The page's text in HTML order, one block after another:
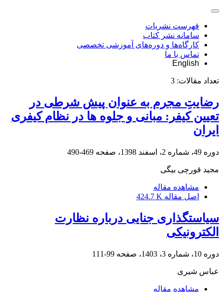
فهرست نشریات
سامانه نشر کتاب
کارگاه‌ها و دوره‌های آموزشی تخصصی
تماس با ما
English
تعداد مقالات: 3
رضایتِ مجرم به عنوان پیش شرطی در
تعیین کیفر: مبانی و جلوه ها در نظام کیفری
ایران
دوره 49، شماره 2، اسفند 1398، صفحه 469-490
مجید قورچی بیگی
مشاهده مقاله
اصل مقاله 424.7 K
سیاستگذاری جنایی درباره نظارت
الکترونیکی
دوره 10، شماره 3، 1403، صفحه 99-111
عباس شیری
مشاهده مقاله